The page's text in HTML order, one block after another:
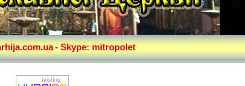
- Skype: mitropolet